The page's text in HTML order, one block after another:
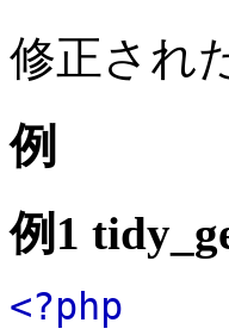
修正され
例
例1
<?php